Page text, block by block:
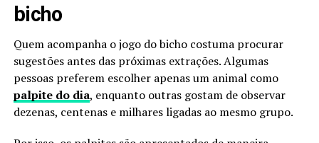
bicho
Quem acompanha o jogo do bicho costuma procurar
sugestões antes das próximas extrações. Algumas
pessoas preferem escolher apenas um animal como
palpite do dia, enquanto outras gostam de observar
dezenas, centenas e milhares ligadas ao mesmo grupo.